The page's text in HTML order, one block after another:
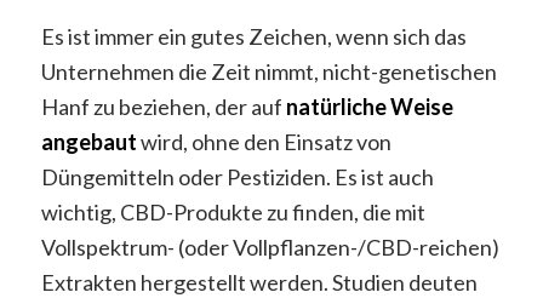
Es ist immer ein gutes Zeichen, wenn sich das
Unternehmen die Zeit nimmt, nicht-genetischen
Hanf zu beziehen, der auf natürliche Weise
angebautwird, ohne den Einsatz von
Düngemitteln oder Pestiziden. Es ist auch
wichtig, CBD-Produkte zu finden, die mit
Vollspektrum- (oder Vollpflanzen-/CBD-reichen)
Extrakten hergestellt werden. Studien deuten